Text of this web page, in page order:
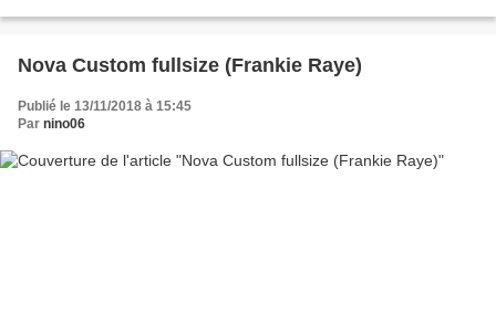
Nova Custom fullsize (Frankie Raye)
Publié le 13/11/2018 à 15:45
Par nino06